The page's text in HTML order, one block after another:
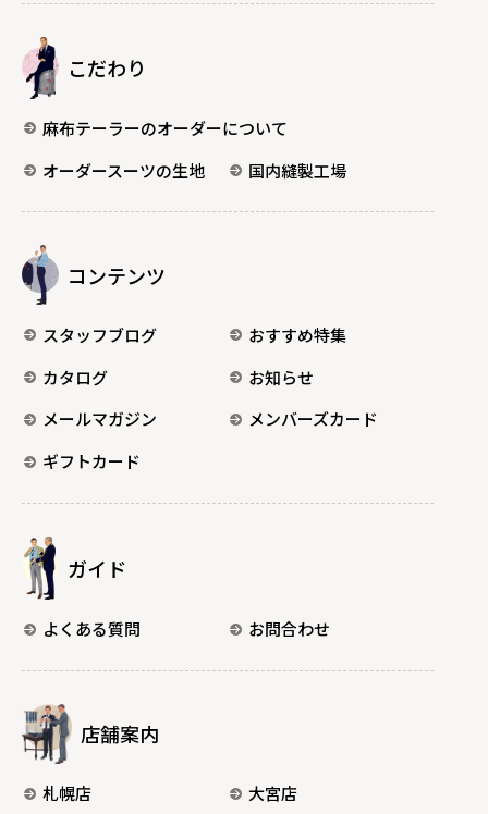
こだわり
麻布テーラーのオーダーについて
オーダースーツの生地
国内縫製工場
コンテンツ
スタッフブログ
おすすめ特集
カタログ
お知らせ
メールマガジン
メンバーズカード
ギフトカード
ガイド
よくある質問 お問合わせ
店舗案内
札幌店
大宮店